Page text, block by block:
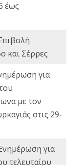
έως
και Σέρρες
για
με τον
στις 29-
για
τελευταίου